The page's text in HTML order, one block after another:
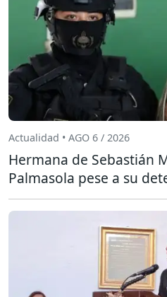
Actualidad • AGO 6 / 2026
Hermana de Sebastián
Palmasola pese a su